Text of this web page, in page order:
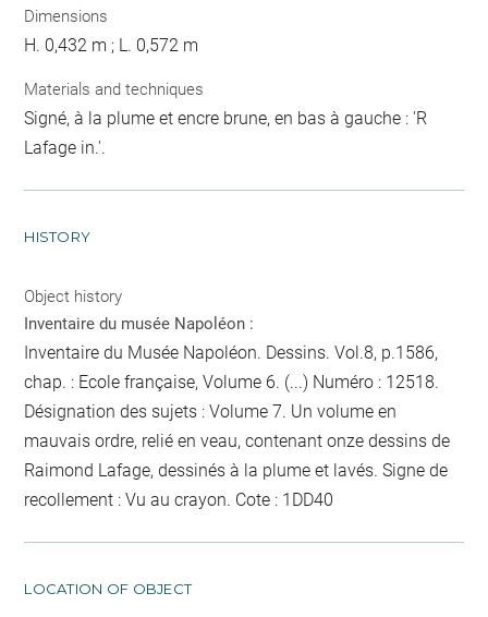
Dimensions
H. 0,432 m ; L. 0,572 m
Materials and techniques
Signé, à la plume et encre brune, en bas à gauche : 'R
Lafage in.'.
HISTORY
Object history
Inventaire du musée Napoléon :
Inventaire du Musée Napoléon. Dessins. Vol.8, p.1586,
chap. : Ecole française, Volume 6. (...) Numéro : 12518.
Désignation des sujets : Volume 7. Un volume en
mauvais ordre, relié en veau, contenant onze dessins de
Raimond Lafage, dessinés à la plume et lavés. Signe de
recollement :Vu au crayon. Cote : 1DD40
LOCATION OF OBJECT